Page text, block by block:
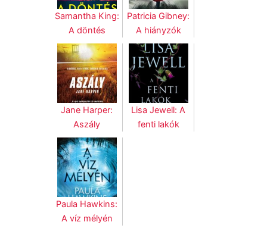
Samantha King:
A döntés
Patricia Gibney:
A hiányzók
Jane Harper:
Aszály
Lisa Jewell: A
fenti lakók
Paula Hawkins:
A víz mélyén